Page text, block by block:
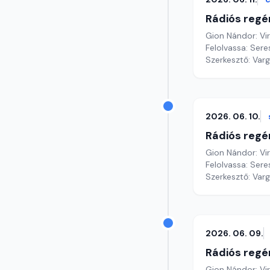
Rádiós
Gion Nándor:
Felolvassa:
Szerkesztő:
2026. 06. 10.
Rádiós
Gion Nándor:
Felolvassa:
Szerkesztő:
2026. 06. 09.
Rádiós